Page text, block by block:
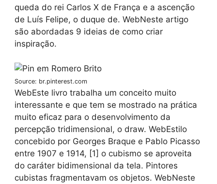
queda do rei Carlos X de França e a ascenção
de Luís Felipe, o duque de. WebNeste artigo
são abordadas 9 ideias de como criar
inspiração.
Source: br.pinterest.com
WebEste livro trabalha um conceito muito
interessante e que tem se mostrado na prática
muito eficaz para o desenvolvimento da
percepção tridimensional, o draw. WebEstilo
concebido por Georges Braque e Pablo Picasso
entre 1907 e 1914, [1] o cubismo se aproveita
do caráter bidimensional da tela. Pintores
cubistas fragmentavam os objetos. WebNeste